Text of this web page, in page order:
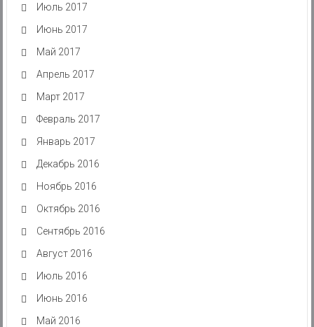
Июль 2017
Июнь 2017
Май 2017
Апрель 2017
Март 2017
Февраль 2017
Январь 2017
Декабрь 2016
Ноябрь 2016
Октябрь 2016
Сентябрь 2016
Август 2016
Июль 2016
Июнь 2016
Май 2016